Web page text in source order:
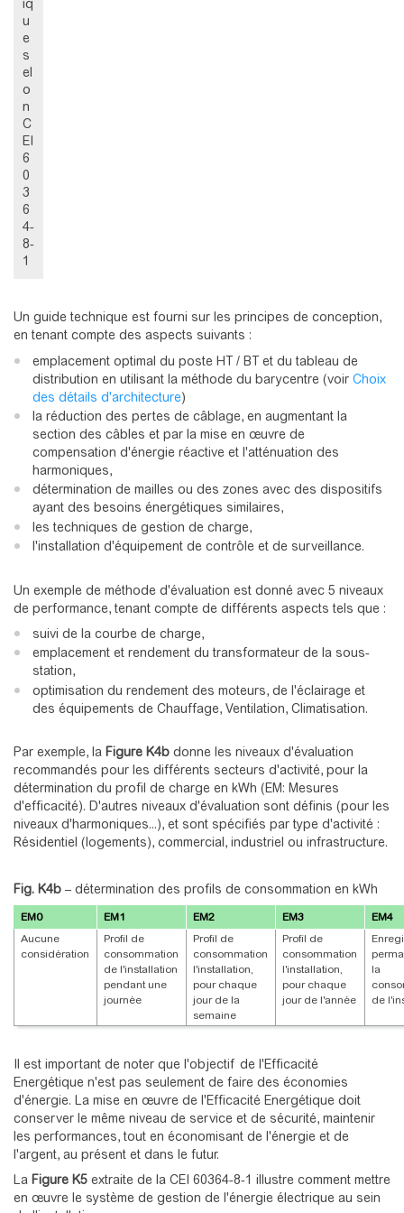
iq
u
e
s
el
o
n
C
EI
6
0
3
6
4-
8-
1
Un guide technique est fourni sur les principes de conception,
en tenant compte des aspects suivants :
emplacement optimal du poste HT / BT et du tableau de
distribution en utilisant la méthode du barycentre (voir Choix
des détails d'architecture)
la réduction des pertes de câblage, en augmentant la
section des câbles et par la mise en œuvre de
compensation d'énergie réactive et l'atténuation des
harmoniques,
détermination de mailles ou des zones avec des dispositifs
ayant des besoins énergétiques similaires,
les techniques de gestion de charge,
l'installation d'équipement de contrôle et de surveillance.
Un exemple de méthode d'évaluation est donné avec 5 niveaux
de performance, tenant compte de différents aspects tels que :
suivi de la courbe de charge,
emplacement et rendement du transformateur de la sous-
station,
optimisation du rendement des moteurs, de l'éclairage et
des équipements de Chauffage, Ventilation, Climatisation.
Par exemple, la Figure K4b donne les niveaux d'évaluation
recommandés pour les différents secteurs d'activité, pour la
détermination du profil de charge en kWh (EM: Mesures
d'efficacité). D'autres niveaux d'évaluation sont définis (pour les
niveaux d'harmoniques...), et sont spécifiés par type d'activité :
Résidentiel (logements), commercial, industriel ou infrastructure.
Fig. K4b – détermination des profils de consommation en kWh
EM0 EM1 EM2 EM3
EM4
Aucune
considération
Profil de
consommation
de l'installation
pendant une
journée
Profil de
consommation
l'installation,
pour chaque
jour de la
semaine
Profil de
consommation
l'installation,
pour chaque
jour de l'année
la
de
Il est important de noter que l'objectif de l'Efficacité
Energétique n'est pas seulement de faire des économies
d'énergie. La mise en œuvre de l'Efficacité Energétique doit
conserver le même niveau de service et de sécurité, maintenir
les performances, tout en économisant de l'énergie et de
l'argent, au présent et dans le futur.
La Figure K5 extraite de la CEI 60364-8-1 illustre comment mettre
en œuvre le système de gestion de l'énergie électrique au sein